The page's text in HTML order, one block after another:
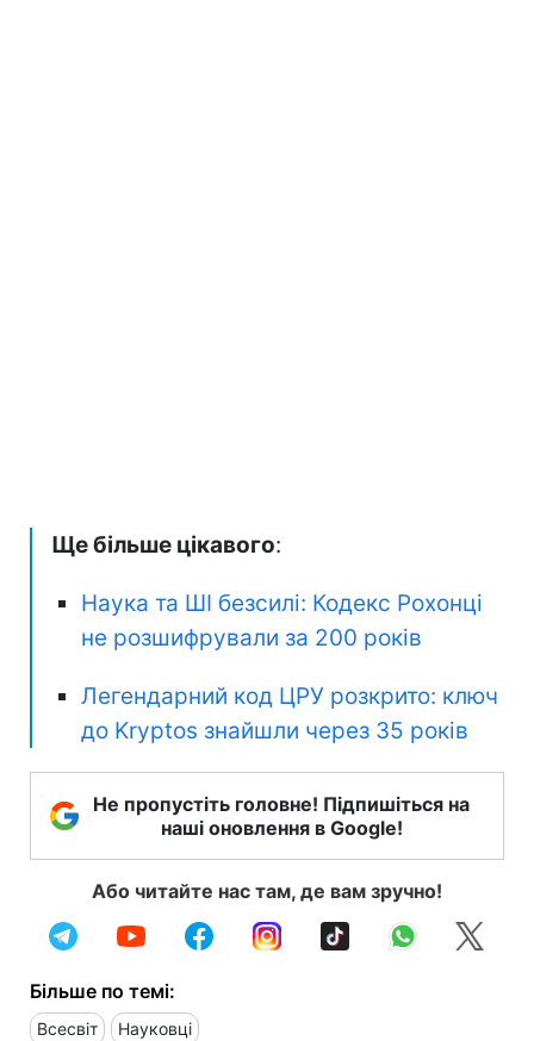
Ще більше цікавого:
Наука та ШІ безсилі: Кодекс Рохонці
не розшифрували за 200 років
Легендарний код ЦРУ розкрито: ключ
до Kryptos знайшли через 35 років
Не пропустіть головне! Підпишіться на
наші оновлення в Google!
Або читайте нас там, де вам зручно!
Більше по темі:
Всесвіт Науковці